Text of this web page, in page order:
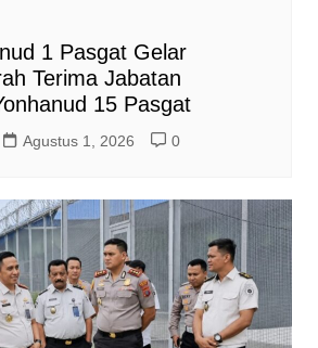
1 Pasgat Gelar
Terima Jabatan
15 Pasgat
Agustus 1, 2026 0